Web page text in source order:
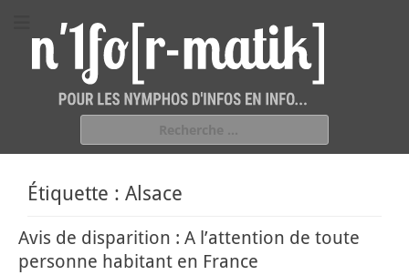
n'1fo[r-matik]
Pour les nymphos d'infos en info…
Étiquette : Alsace
Avis de disparition : A l’attention de toute
personne habitant en France